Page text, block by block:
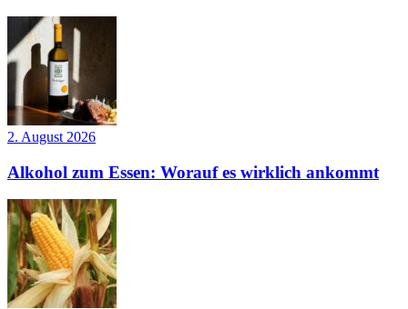
2. August 2026
Alkohol zum Essen: Worauf es wirklich ankommt